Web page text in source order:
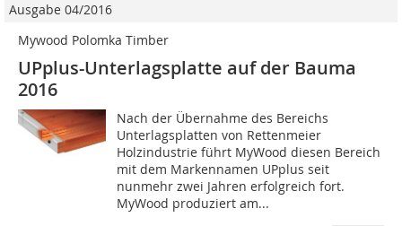
Ausgabe 04/2016
Mywood Polomka Timber
UPplus-Unterlagsplatte auf der Bauma
2016
Nach der Übernahme des Bereichs
Unterlagsplatten von Rettenmeier
Holzindustrie führt MyWood diesen Bereich
mit dem Markennamen UPplus seit
nunmehr zwei Jahren erfolgreich fort.
MyWood produziert am...